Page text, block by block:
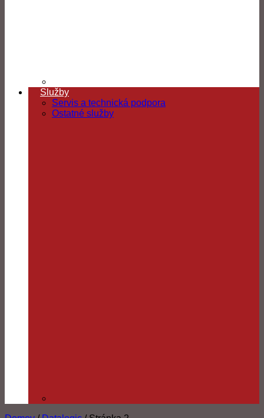
Služby
Servis a technická podpora
Ostatné služby